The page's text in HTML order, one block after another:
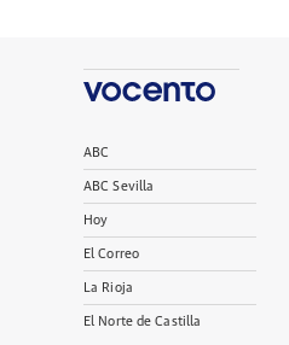
ABC
ABC Sevilla
Hoy
El Correo
La Rioja
El Norte de Castilla